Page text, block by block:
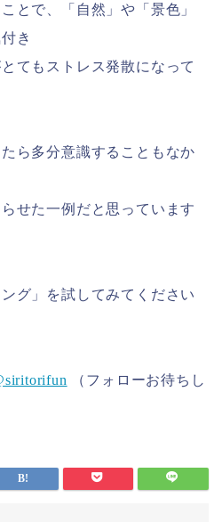
とで、「自然」や「景色」
き
てもストレス発散になって
ら多分意識することもなか
せた一例だと思っています
グ」を試してみてください
（フォローお待ちし